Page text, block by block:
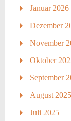
Januar 2026
Dezember
November
Oktober
September
August 2025
Juli 2025